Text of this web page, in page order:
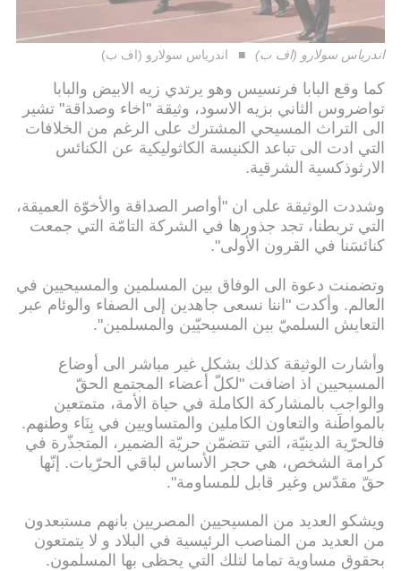
اندرياس سولارو (اف ب) اندرياس سولارو (اف ب)
كما وقع البابا فرنسيس وهو يرتدي زيه الابيض والبابا
تواضروس الثاني بزيه الاسود، وثيقة "اخاء وصداقة" تشير
الى التراث المسيحي المشترك على الرغم من الخلافات
التي ادت الى تباعد الكنيسة الكاثوليكية عن الكنائس
الارثوذكسية الشرقية.
وشددت الوثيقة على ان "أواصر الصداقة والأخوّة العميقة،
التي تربطنا، تجد جذورها في الشركة التامّة التي جمعت
كنائسَنا في القرون الأولى".
وتضمنت دعوة الى الوفاق بين المسلمين والمسيحيين في
العالم. وأكدت "اننا نسعى جاهدين إلى الصفاء والوئام عبر
التعايش السلميّ بين المسيحيّين والمسلمين".
وأشارت الوثيقة كذلك بشكل غير مباشر الى أوضاع
المسيحيين اذ اضافت "لكلّ أعضاء المجتمع الحقّ
والواجب بالمشاركة الكاملة في حياة الأمة، متمتعين
بالمواطَنة والتعاون الكاملين والمتساويين في بِنَاء وطنهم.
فالحرّية الدينيّة، التي تتضمّن حريّة الضمير، المتجذّرة في
كرامة الشخص، هي حجر الأساس لباقي الحرّيات. إنّها
حقّ مقدّس وغير قابل للمساومة".
ويشكو العديد من المسيحيين المصريين بانهم مستبعدون
من العديد من المناصب الرئيسية في البلاد و لا يتمتعون
بحقوق مساوية تماما لتلك التي يحظى بها المسلمون.